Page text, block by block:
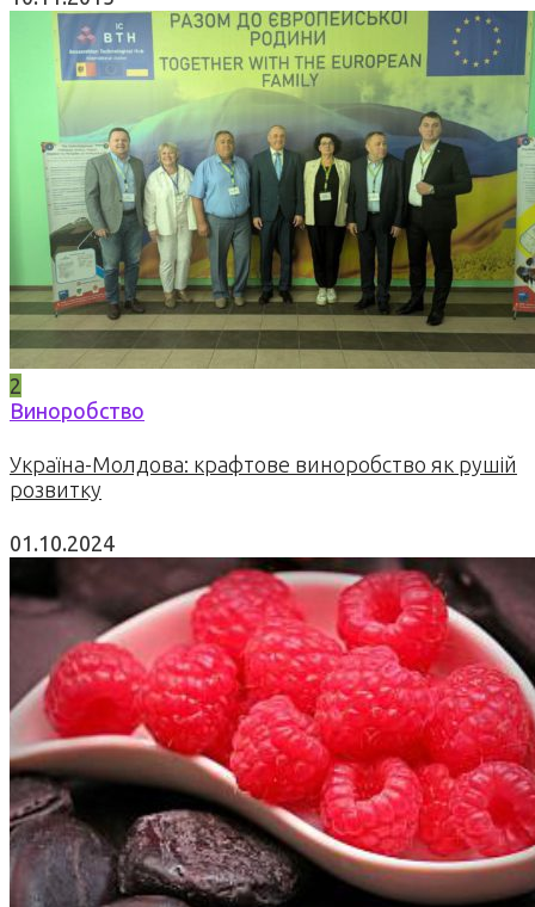
2
Виноробство
Україна-Молдова: крафтове виноробство як рушій
розвитку
01.10.2024